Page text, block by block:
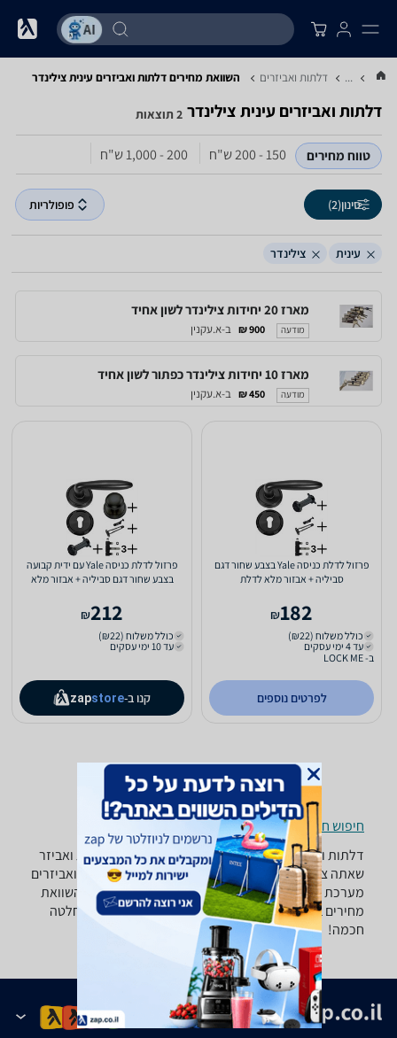
... דלתות ואביזרים השוואת מחירים דלתות ואביזרים ‏עינית ‏צילינדר
דלתות ואביזרים ‏עינית ‏צילינדר 2 תוצאות
טווח מחירים 150 - 200‏ ש"ח 200 - 1,000‏ ש"ח
סינון(2) פופולריות
עינית צילינדר
מארז 20 יחידות צילינדר לשון אחיד
מודעה 900 ₪ ב-א.עקנין
מארז 10 יחידות צילינדר כפתור לשון אחיד
מודעה 450 ₪ ב-א.עקנין
פרזול לדלת כניסה Yale בצבע שחור דגם
סביליה + אבזור מלא לדלת
182
₪
כולל משלוח (₪22)
עד 4 ימי עסקים
ב- LOCK ME
לפרטים נוספים
פרזול לדלת כניסה Yale עם ידית קבועה
בצבע שחור דגם סביליה + אבזור מלא
212
₪
כולל משלוח (₪22)
עד 10 ימי עסקים
קנו ב- zapstore
חיפוש חנויות דלתות ואביזרים לפי עיר
דלתות ואביזרים - ‏עינית ‏צילינדר רוצה למצוא את הדלת ואביזר
שאתה צריך? רק בזאפ תמצא מאות ביקורות על דלתות ואביזרים
מערכת סינון מתקדמת לפי סוג המוצר , סוג דלת ועוד, השוואת
מחירים ביותר מאלף חנויות לבית לגן ולמשרד ותקבל החלטה
חכמה!